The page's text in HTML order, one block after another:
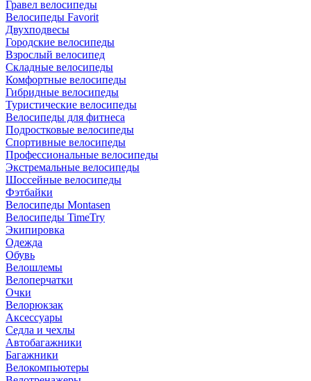
Гравел велосипеды
Велосипеды Favorit
Двухподвесы
Городские велосипеды
Взрослый велосипед
Складные велосипеды
Комфортные велосипеды
Гибридные велосипеды
Туристические велосипеды
Велосипеды для фитнеса
Подростковые велосипеды
Спортивные велосипеды
Профессиональные велосипеды
Экстремальные велосипеды
Шоссейные велосипеды
Фэтбайки
Велосипеды Montasen
Велосипеды TimeTry
Экипировка
Одежда
Обувь
Велошлемы
Велоперчатки
Очки
Велорюкзак
Аксессуары
Седла и чехлы
Автобагажники
Багажники
Велокомпьютеры